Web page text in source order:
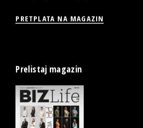
PRETPLATA NA MAGAZIN
Prelistaj magazin